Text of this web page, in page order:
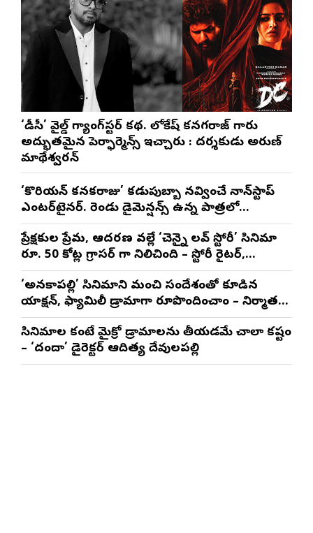
‘డీసీ’ వైల్డ్ గ్యాంగ్‌స్టర్ కథ. లోకేష్ కనగరాజ్ గారు
అద్భుతమైన పెర్ఫార్మెన్స్ ఇచ్చారు : దర్శకుడు అరుణ్
మాథేశ్వరన్
‘కొరియన్ కనకరాజు’ కడుపుబ్బా నవ్వించే నాన్‌స్టాప్
ఎంటర్‌టైనర్. రెండు డైమెన్షన్స్ ఉన్న పాత్రలో
నటించడం చాలా సంతృప్తినిచ్చింది : వరుణ్ తేజ్
ప్రేక్షకుల ప్రేమ, ఆదరణ వల్లే ‘చెన్నై లవ్ స్టోరీ’ సినిమా
రూ. 50 కోట్ల గ్రాసర్ గా నిలిచింది – స్టోరీ రైటర్,
ప్రొడ్యూసర్ సాయి రాజేష్
‘అనకాపల్లి’ సినిమాని మంచి సందేశంతో కూడిన
యాక్షన్, ఫ్యామిలీ డ్రామాగా రూపొందించాం – నిర్మాతలు
త్రినాథరావు నక్కిన, కాండ్రేగుల నాయుడు
సినిమాల కంటే మైక్రో డ్రామాలను తీయడమే చాలా కష్టం
– ‘దందా’ డైరెక్ట‌ర్ ఆదిత్య దేవులపల్లి